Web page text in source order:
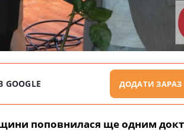
ДОДАТИ ЗАРАЗ
поповнилася ще одним